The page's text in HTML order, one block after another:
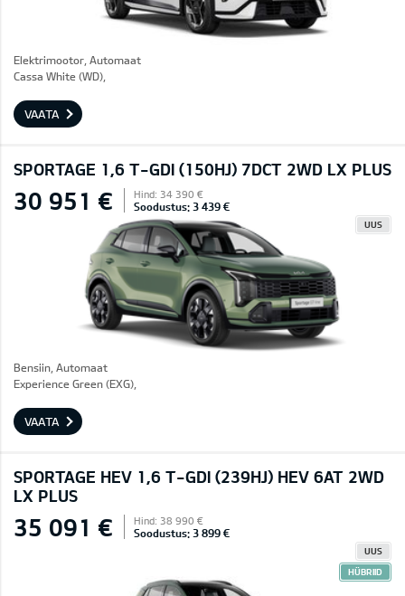
Elektrimootor, Automaat
Cassa White (WD),
VAATA
SPORTAGE 1,6 T-GDI (150HJ) 7DCT 2WD LX PLUS
30 951 € Hind: 34 390 €
Soodustus: 3 439 €
UUS
Bensiin, Automaat
Experience Green (EXG),
VAATA
SPORTAGE HEV 1,6 T-GDI (239HJ) HEV 6AT 2WD
LX PLUS
35 091 € Hind: 38 990 €
Soodustus: 3 899 €
UUS
HÜBRIID